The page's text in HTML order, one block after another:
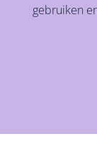
gebruiken